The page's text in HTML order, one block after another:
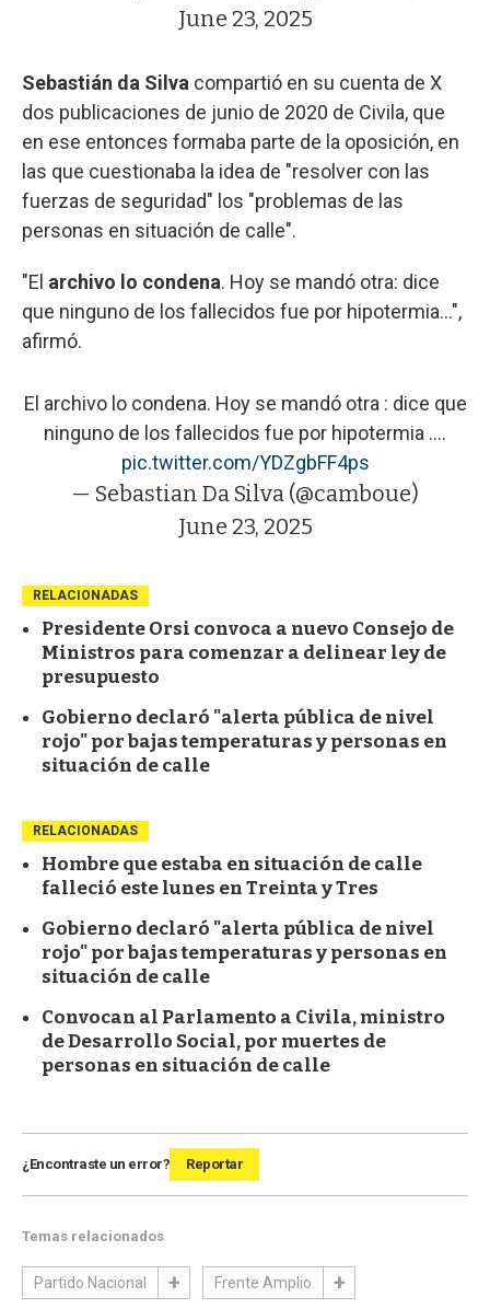
June 23, 2025
Sebastián da Silva compartió en su cuenta de X
dos publicaciones de junio de 2020 de Civila, que
en ese entonces formaba parte de la oposición, en
las que cuestionaba la idea de "resolver con las
fuerzas de seguridad" los "problemas de las
personas en situación de calle".
"El archivo lo condena. Hoy se mandó otra: dice
que ninguno de los fallecidos fue por hipotermia...",
afirmó.
El archivo lo condena. Hoy se mandó otra : dice que
ninguno de los fallecidos fue por hipotermia ....
pic.twitter.com/YDZgbFF4ps
— Sebastian Da Silva (@camboue)
June 23, 2025
RELACIONADAS
Presidente Orsi convoca a nuevo Consejo de
Ministros para comenzar a delinear ley de
presupuesto
Gobierno declaró "alerta pública de nivel
rojo" por bajas temperaturas y personas en
situación de calle
RELACIONADAS
Hombre que estaba en situación de calle
falleció este lunes en Treinta y Tres
Gobierno declaró "alerta pública de nivel
rojo" por bajas temperaturas y personas en
situación de calle
Convocan al Parlamento a Civila, ministro
de Desarrollo Social, por muertes de
personas en situación de calle
¿Encontraste un error? Reportar
Temas relacionados
Partido Nacional Frente Amplio